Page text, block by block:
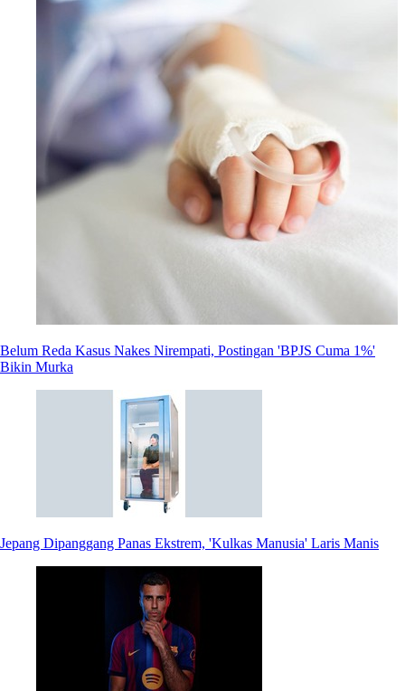
Belum Reda Kasus Nakes Nirempati, Postingan 'BPJS Cuma 1%'
Bikin Murka
Jepang Dipanggang Panas Ekstrem, 'Kulkas Manusia' Laris Manis